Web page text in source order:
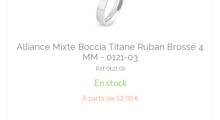
Alliance Mixte Boccia Titane Ruban Brossé 4
MM - 0121-03
Réf. 0121 03
En stock
À partir de 52,00 €